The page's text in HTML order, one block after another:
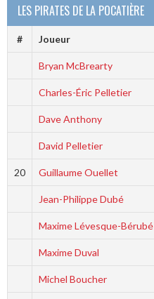
LES PIRATES DE LA POCATIÈRE
# Joueur
Bryan McBrearty
Charles-Éric Pelletier
Dave Anthony
David Pelletier
20 Guillaume Ouellet
Jean-Philippe Dubé
Maxime Lévesque-Bérubé
Maxime Duval
Michel Boucher